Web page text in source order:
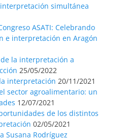
simultánea
ASATI: Celebrando
e interpretación en Aragón
la interpretación a
25/05/2022
interpretación 20/11/2021
sector agroalimentario: un
12/07/2021
de los distintos
02/05/2021
Susana Rodríguez